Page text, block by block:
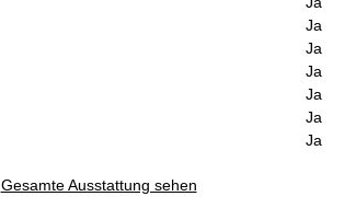
Ja
Ja
Ja
Ja
Ja
Ja
Gesamte Ausstattung sehen